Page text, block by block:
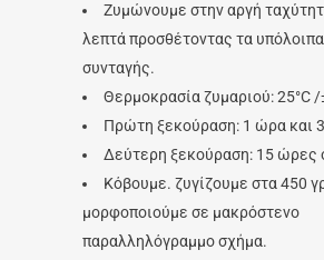
Ζυμώνουμε στην αργή
λεπτά προσθέτοντας τα
συνταγής.
Θερμοκρασία ζυμαριού: 25°C /
Πρώτη ξεκούραση: 1 ώρα και
Δεύτερη ξεκούραση: 15 ώρες
Kόβουμε. ζυγίζουμε στα 450
μορφοποιούμε σε μακρόστενο
παραλληλόγραμμο σχήμα.